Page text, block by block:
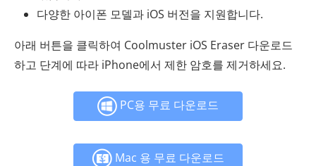
다양한 아이폰 모델과 iOS 버전을 지원합니다.
아래 버튼을 클릭하여 Coolmuster iOS Eraser 다운로드
하고 단계에 따라 iPhone에서 제한 암호를 제거하세요.
PC용 무료 다운로드
Mac 용 무료 다운로드